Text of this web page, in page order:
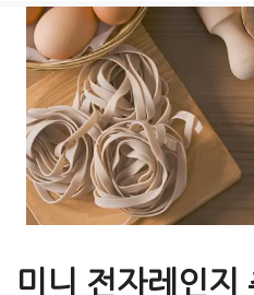
리
미니 전자레인지